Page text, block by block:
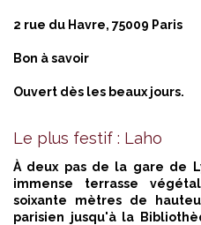
2 rue du Havre, 75009 Paris
Bon à savoir
Ouvert dès les beaux jours.
Le plus festif : Laho
À deux pas de la gare de
immense terrasse
soixante mètres de
parisien jusqu'à la